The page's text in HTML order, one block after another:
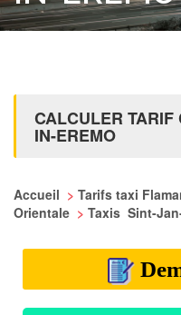
CALCULER TARIF
IN-EREMO
Accueil > Tarifs taxi
Orientale > Taxis Sint-